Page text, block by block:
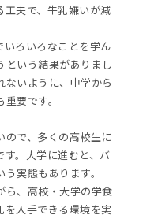
工夫で、牛乳嫌いが減
ろいろなことを学ん
という結果がありまし
ないように、中学から
要です。
で、多くの高校生に
す。大学に進むと、バ
実態もあります。
、高校・大学の学食
を入手できる環境を実